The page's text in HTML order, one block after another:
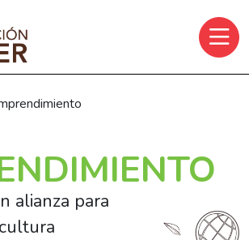
alianza para